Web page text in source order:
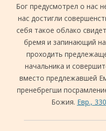
Бог предусмотрел о нас
нас достигли
себя такое облако
бремя и запинающий
проходить
начальника и
вместо предлежавшей
пренебрегши
Божия. Евр.,